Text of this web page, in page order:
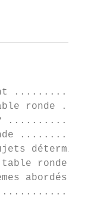
de table
thèmes